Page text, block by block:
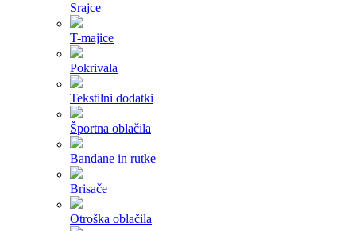
Srajce
T-majice
Pokrivala
Tekstilni dodatki
Športna oblačila
Bandane in rutke
Brisače
Otroška oblačila